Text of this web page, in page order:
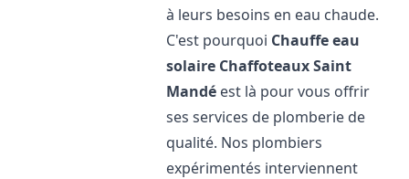
à leurs besoins en eau chaude.
C'est pourquoi Chauffe eau
solaire ChaffoteauxSaint
Mandé est là pour vous offrir
ses services de plomberie de
qualité. Nos plombiers
expérimentés interviennent